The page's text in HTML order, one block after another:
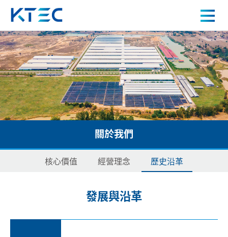
歷史沿革
關於我們
產品中心
應用案例
人才招募
關於我們
核心價值 經營理念 歷史沿革
發展與沿革